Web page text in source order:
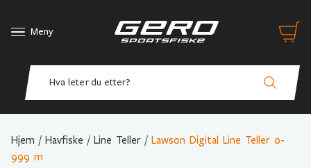
Meny
Hjem / Havfiske / Line Teller / Lawson Digital Line Teller 0-
999 m